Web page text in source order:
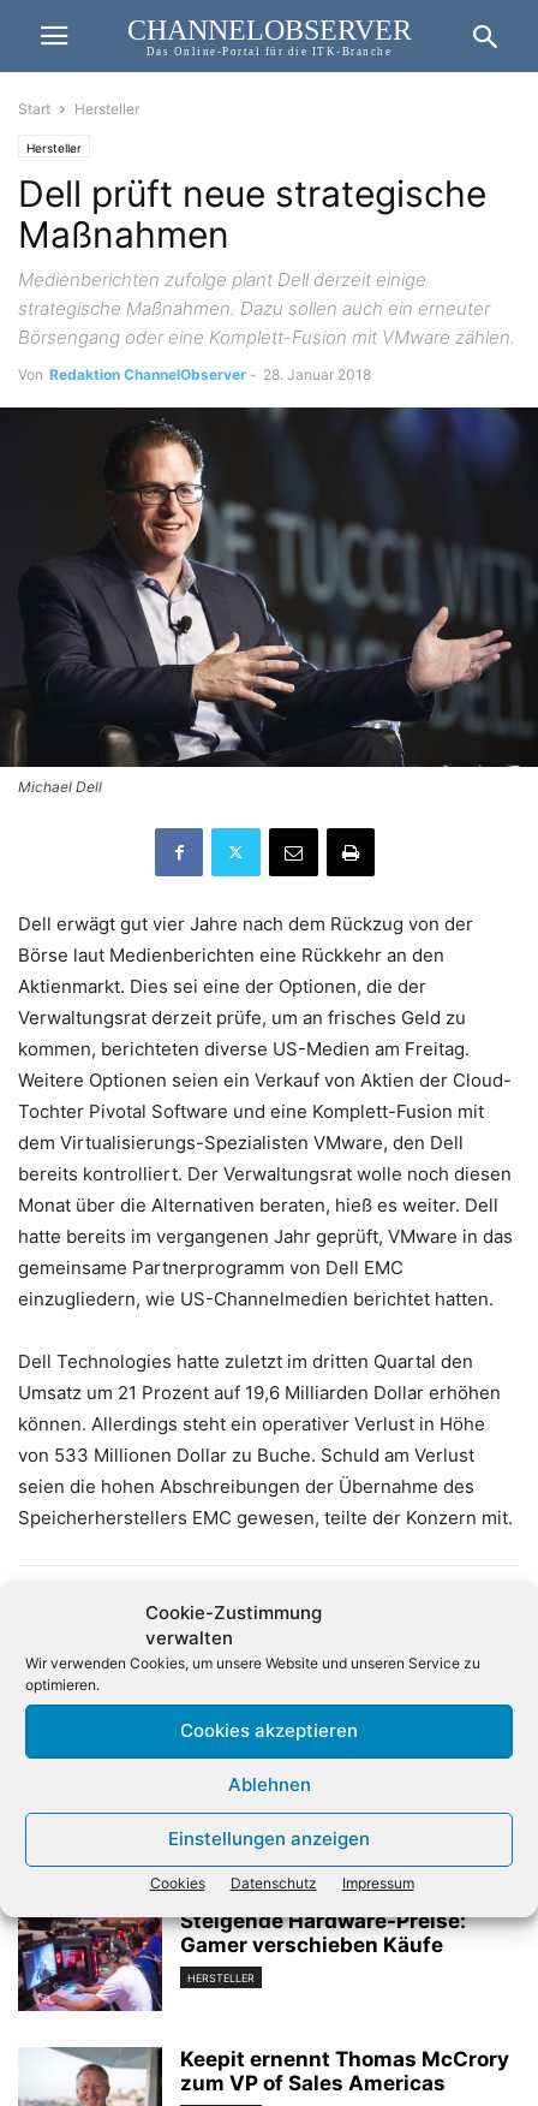
Cookie-Zustimmung
verwalten
Wir verwenden Cookies, um unsere Website und unseren Service zu
optimieren.
Cookies akzeptieren
Ablehnen
Einstellungen anzeigen
Cookies Datenschutz Impressum
CHANNELOBSERVER
Das Online-Portal für die ITK-Branche
Start Hersteller
Hersteller
Dell prüft neue strategische
Maßnahmen
Medienberichten zufolge plant Dell derzeit einige
strategische Maßnahmen. Dazu sollen auch ein erneuter
Börsengang oder eine Komplett-Fusion mit VMware zählen.
Von Redaktion ChannelObserver - 28. Januar 2018
Michael Dell
Dell erwägt gut vier Jahre nach dem Rückzug von der
Börse laut Medienberichten eine Rückkehr an den
Aktienmarkt. Dies sei eine der Optionen, die der
Verwaltungsrat derzeit prüfe, um an frisches Geld zu
kommen, berichteten diverse US-Medien am Freitag.
Weitere Optionen seien ein Verkauf von Aktien der Cloud-
Tochter Pivotal Software und eine Komplett-Fusion mit
dem Virtualisierungs-Spezialisten VMware, den Dell
bereits kontrolliert. Der Verwaltungsrat wolle noch diesen
Monat über die Alternativen beraten, hieß es weiter. Dell
hatte bereits im vergangenen Jahr geprüft, VMware in das
gemeinsame Partnerprogramm von Dell EMC
einzugliedern, wie US-Channelmedien berichtet hatten.
Dell Technologies hatte zuletzt im dritten Quartal den
Umsatz um 21 Prozent auf 19,6 Milliarden Dollar erhöhen
können. Allerdings steht ein operativer Verlust in Höhe
von 533 Millionen Dollar zu Buche. Schuld am Verlust
seien die hohen Abschreibungen der Übernahme des
Speicherherstellers EMC gewesen, teilte der Konzern mit.
Wortmann erhöht Umsatz
auf über 700 Millionen Euro
Gerhard Schulz verstorben
Verwandte Artikel
Steigende Hardware-Preise:
Gamer verschieben Käufe
HERSTELLER
Keepit ernennt Thomas McCrory
zum VP of Sales Americas